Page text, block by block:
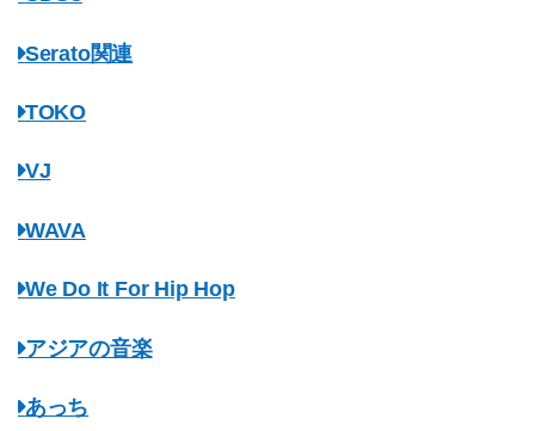
Serato関連
TOKO
VJ
WAVA
We Do It For Hip Hop
アジアの音楽
あっち